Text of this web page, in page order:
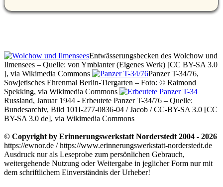
Entwässerungsbecken des Wolchow und
Ilmensees – Quelle: von Ymblanter (Eigenes Werk) [CC BY-SA 3.0
], via Wikimedia Commons
Panzer T-34/76,
Sowjetisches Ehrenmal Berlin-Tiergarten – Foto: © Raimond
Spekking, via Wikimedia Commons
Russland, Januar 1944 - Erbeutete Panzer T-34/76 – Quelle:
Bundesarchiv, Bild 101I-277-0836-04 / Jacob / CC-BY-SA 3.0 [CC
BY-SA 3.0 de], via Wikimedia Commons
© Copyright by Erinnerungswerkstatt Norderstedt 2004 - 2026
https://ewnor.de / https://www.erinnerungswerkstatt-norderstedt.de
Ausdruck nur als Leseprobe zum persönlichen Gebrauch,
weitergehende Nutzung oder Weitergabe in jeglicher Form nur mit
dem schriftlichem Einverständnis der Urheber!